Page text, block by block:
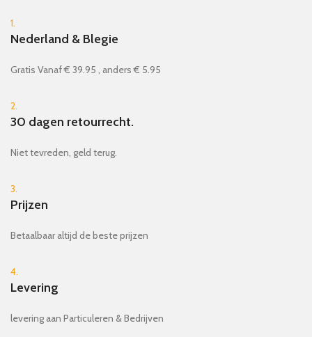
1.
Nederland & Blegie
Gratis Vanaf € 39.95 , anders € 5.95
2.
30 dagen retourrecht.
Niet tevreden, geld terug.
3.
Prijzen
Betaalbaar altijd de beste prijzen
4.
Levering
levering aan Particuleren & Bedrijven